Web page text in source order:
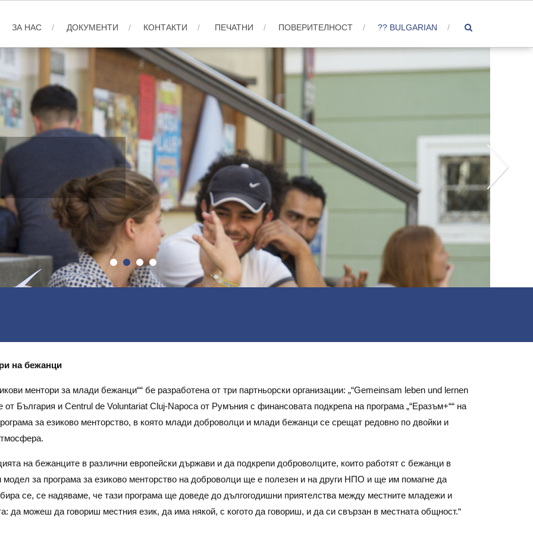
ЗА НАС ДОКУМЕНТИ КОНТАКТИ ПЕЧАТНИ ПОВЕРИТЕЛНОСТ ?? BULGARIAN
на бежанци
ментори за млади бежанци““ бе разработена от три партньорски организации: „“Gemeinsam leben und lernen
България и Centrul de Voluntariat Cluj-Napoca от Румъния с финансовата подкрепа на програма „“Еразъм+““ на
за езиково менторство, в която млади доброволци и млади бежанци се срещат редовно по двойки и
на бежанците в различни европейски държави и да подкрепи доброволците, които работят с бежанци в
за програма за езиково менторство на доброволци ще е полезен и на други НПО и ще им помагне да
се, се надяваме, че тази програма ще доведе до дългогодишни приятелства между местните младежи и
да можеш да говориш местния език, да има някой, с когото да говориш, и да си свързан в местната общност.“